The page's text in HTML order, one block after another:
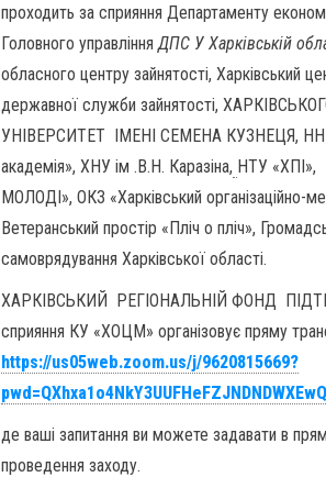
проходить за сприяння Департаменту
Головного управлінняДПС У Харківській
обласного центру зайнятості, Харківський
державної служби зайнятості,
УНІВЕРСИТЕТ ІМЕНІ СЕМЕНА КУЗНЕЦЯ, ННІ
академія», ХНУ ім .В.Н. Каразіна, НТУ
МОЛОДІ», ОКЗ «Харківський організаційно-
Ветеранський простір «Пліч о пліч»,
самоврядування Харківської області.
ХАРКІВСЬКИЙ РЕГІОНАЛЬНІЙ ФОНД
сприяння КУ «ХОЦМ» організовує пряму
https://us05web.zoom.us/j/9620815669?
де ваші запитання ви можете задавати в
проведення заходу.